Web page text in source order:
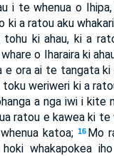
i te whenua o
ki a ratou aku
ki ahau, ki a
o Iharaira ki
e ora ai te tangata
toku weriweri ki a
a nga iwi i kite
ratou e kawea ki
katoa; 16 Mo
whakapokea